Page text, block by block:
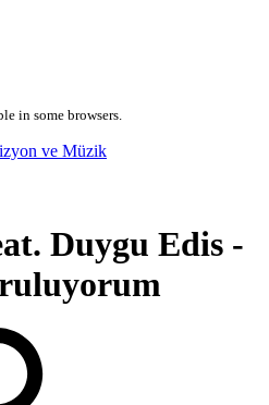
in some browsers.
ve Müzik
Duygu Edis -